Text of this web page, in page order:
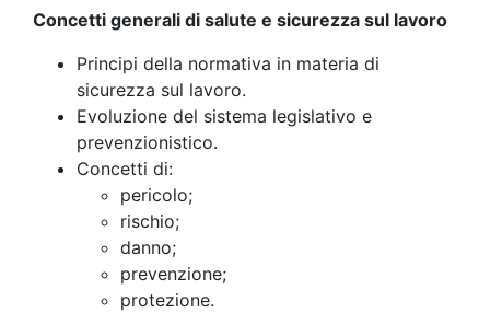
Concetti generali di salute e sicurezza sul lavoro
Principi della normativa in materia di
sicurezza sul lavoro.
Evoluzione del sistema legislativo e
prevenzionistico.
Concetti di:
pericolo;
rischio;
danno;
prevenzione;
protezione.